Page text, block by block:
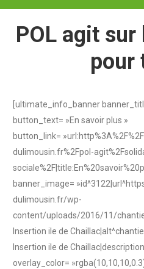
POL agit
pour
[ultimate_info_banner
button_text= »En savoir plus »
button_link=
dulimousin.fr%2Fpol-
banner_image=
dulimousin.fr/wp-
content/uploads/2016/11/
Insertion ile de
Insertion ile de
overlay_color=